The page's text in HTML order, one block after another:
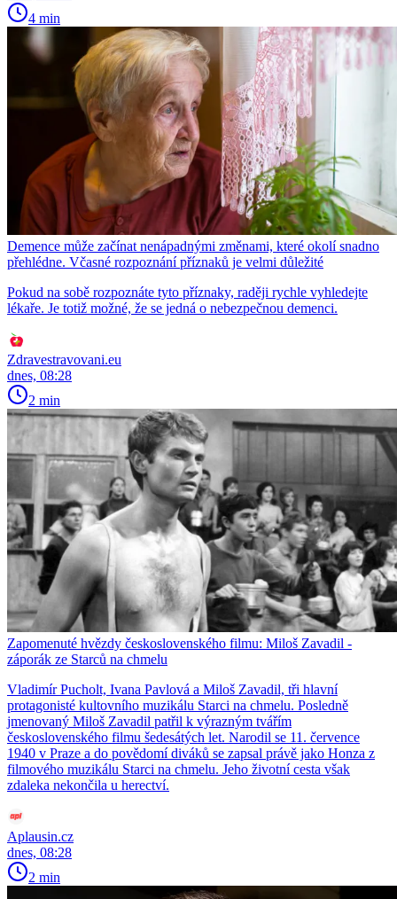
4 min
Demence může začínat nenápadnými změnami, které okolí snadno
přehlédne. Včasné rozpoznání příznaků je velmi důležité
Pokud na sobě rozpoznáte tyto příznaky, raději rychle vyhledejte
lékaře. Je totiž možné, že se jedná o nebezpečnou demenci.
Zdravestravovani.eu
dnes, 08:28
2 min
Zapomenuté hvězdy československého filmu: Miloš Zavadil -
záporák ze Starců na chmelu
Vladimír Pucholt, Ivana Pavlová a Miloš Zavadil, tři hlavní
protagonisté kultovního muzikálu Starci na chmelu. Posledně
jmenovaný Miloš Zavadil patřil k výrazným tvářím
československého filmu šedesátých let. Narodil se 11. července
1940 v Praze a do povědomí diváků se zapsal právě jako Honza z
filmového muzikálu Starci na chmelu. Jeho životní cesta však
zdaleka nekončila u herectví.
Aplausin.cz
dnes, 08:28
2 min